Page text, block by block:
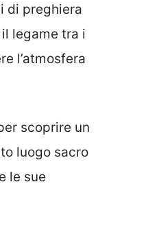
di preghiera
legame tra i
l’atmosfera
scoprire un
luogo sacro
le sue